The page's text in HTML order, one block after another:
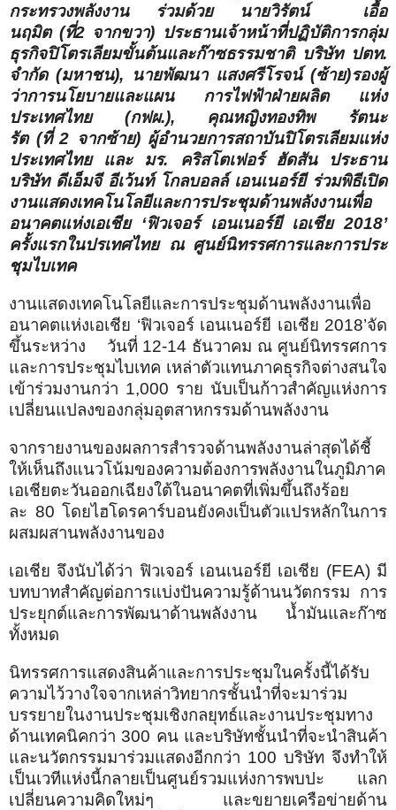
กระทรวงพลังงาน ร่วมด้วย นายวิรัตน์
เอื้อ
นฤมิต(ที่2 จากขวา) ประธานเจ้าหน้าที่ปฏิบัติการกลุ่ม
ธุรกิจปิโตรเลียมขั้นต้นและก๊าซธรรมชาติ บริษัท ปตท.
จำกัด (มหาชน), นายพัฒนา แสงศรีโรจน์ (ซ้าย)รองผู้
ว่าการนโยบายและแผน การไฟฟ้าฝ่ายผลิต แห่ง
ประเทศไทย (กฟผ.), คุณหญิงทองทิพ รัตนะ
รัต (ที่ 2 จากซ้าย) ผู้อำนวยการสถาบันปิโตรเลียมแห่ง
ประเทศไทย และ มร. คริสโตเฟอร์ ฮัดสัน ประธาน
บริษัท ดีเอ็มจี อีเว้นท์ โกลบอลล์ เอนเนอร์ยี ร่วมพิธีเปิด
งานแสดงเทคโนโลยีและการประชุมด้านพลังงานเพื่อ
อนาคตแห่งเอเชีย ‘ฟิวเจอร์ เอนเนอร์ยี เอเชีย 2018’
ครั้งแรกในปรเทศไทย ณ ศูนย์นิทรรศการและการประ
ชุมไบเทค
งานแสดงเทคโนโลยีและการประชุมด้านพลังงานเพื่อ
อนาคตแห่งเอเชีย ‘ฟิวเจอร์ เอนเนอร์ยี เอเชีย 2018’จัด
ขึ้นระหว่าง
วันที่ 12-14 ธันวาคม ณ ศูนย์นิทรรศการ
และการประชุมไบเทค เหล่าตัวแทนภาคธุรกิจต่างสนใจ
เข้าร่วมงานกว่า 1,000 ราย นับเป็นก้าวสำคัญแห่งการ
เปลี่ยนแปลงของกลุ่มอุตสาหกรรมด้านพลังงาน
จากรายงานของผลการสำรวจด้านพลังงานล่าสุดได้ชี้
ให้เห็นถึงแนวโน้มของความต้องการพลังงานในภูมิภาค
เอเชียตะวันออกเฉียงใต้ในอนาคตที่เพิ่มขึ้นถึงร้อย
ละ 80 โดยไฮโดรคาร์บอนยังคงเป็นตัวแปรหลักในการ
ผสมผสานพลังงานของ
เอเชีย จึงนับได้ว่า ฟิวเจอร์ เอนเนอร์ยี เอเชีย (FEA) มี
บทบาทสำคัญต่อการแบ่งปันความรู้ด้านนวัตกรรม การ
ประยุกต์และการพัฒนาด้านพลังงาน น้ำมันและก๊าซ
ทั้งหมด
นิทรรศการแสดงสินค้าและการประชุมในครั้งนี้ได้รับ
ความไว้วางใจจากเหล่าวิทยากรชั้นนำที่จะมาร่วม
บรรยายในงานประชุมเชิงกลยุทธ์และงานประชุมทาง
ด้านเทคนิคกว่า 300 คน และบริษัทชั้นนำที่จะนำสินค้า
และนวัตกรรมมาร่วมแสดงอีกกว่า 100 บริษัท จึงทำให้
เป็นเวทีแห่งนี้กลายเป็นศูนย์รวมแห่งการพบปะ แลก
เปลี่ยนความคิดใหม่ๆ และขยายเครือข่ายด้าน